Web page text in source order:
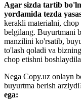
Agar sizda tartib
yordamida tezda
kerakli materialni,
belgilang. Buyurtmani
manzilini ko'rsatib,
to'lash qoladi va
chop etishni
Nega Copy.uz onlayn
buyurtma berish
ega: